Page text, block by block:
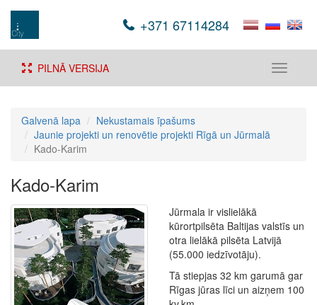
+371 67114284
Toggle
PILNĀ VERSIJA
Galvenā lapa
Nekustamais īpašums
Jaunie projekti un renovētie projekti Rīgā un Jūrmalā
Kado-Karim
Kado-Karim
Jūrmala ir vislielākā
kūrortpilsēta Baltijas valstīs un
otra lielākā pilsēta Latvijā
(55.000 iedzīvotāju).
Tā stiepjas 32 km garumā gar
Rīgas jūras līci un aizņem 100